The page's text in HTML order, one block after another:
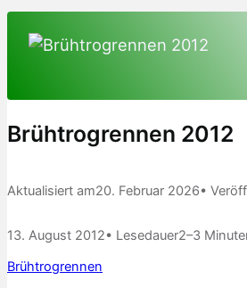
Brühtrogrennen 2012
Aktualisiert am20. Februar 2026•
13. August 2012• Lesedauer2–3
Brühtrogrennen